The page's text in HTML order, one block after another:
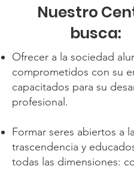
Nuestro
busca:
Ofrecer a la sociedad
comprometidos con su
capacitados para su
profesional.
Formar seres abiertos a la
trascendencia y
todas las dimensiones: